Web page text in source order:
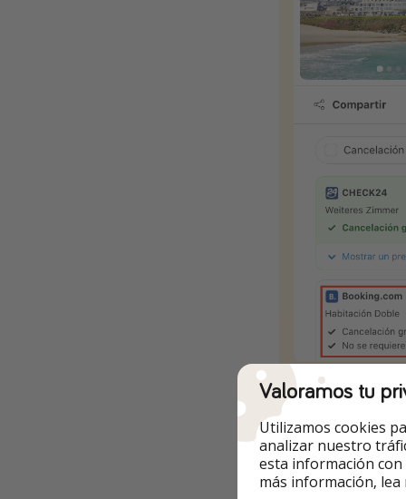
Ir a la oferta
Valoramos tu
Utilizamos cookies
analizar nuestro
esta información con
más información, lea